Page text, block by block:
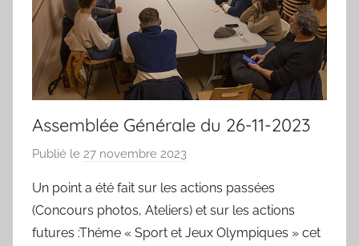
Assemblée Générale du 26-11-2023
Publié le 27 novembre 2023
r
e
v
Un point a été fait sur les actions passées
(Concours photos, Ateliers) et sur les actions
futures :Théme « Sport et Jeux Olympiques » cet